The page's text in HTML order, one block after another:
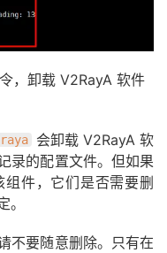
，卸载 V2RayA 软件
会卸载 V2RayA 软
录的配置文件。但如果
组件，它们是否需要删
不要随意删除。只有在